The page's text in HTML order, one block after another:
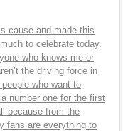
cause and made this
to celebrate today.
who knows me or
the driving force in
who want to
number one for the first
because from the
fans are everything to